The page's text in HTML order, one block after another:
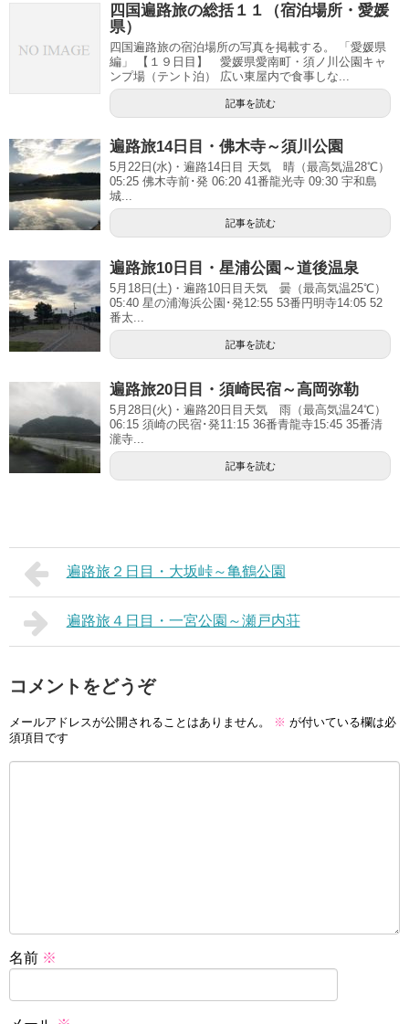
四国遍路旅の総括１１（宿泊場所・愛媛
県）
四国遍路旅の宿泊場所の写真を掲載する。 「愛媛県
編」 【１９日目】 愛媛県愛南町・須ノ川公園キャ
ンプ場（テント泊） 広い東屋内で食事しな...
記事を読む
遍路旅14日目・佛木寺～須川公園
5月22日(水)・遍路14日目 天気 晴（最高気温28℃）
05:25 佛木寺前･発 06:20 41番龍光寺 09:30 宇和島
城...
記事を読む
遍路旅10日目・星浦公園～道後温泉
5月18日(土)・遍路10日目天気 曇（最高気温25℃）
05:40 星の浦海浜公園･発12:55 53番円明寺14:05 52
番太...
記事を読む
遍路旅20日目・須崎民宿～高岡弥勒
5月28日(火)・遍路20日目天気 雨（最高気温24℃）
06:15 須崎の民宿･発11:15 36番青龍寺15:45 35番清
瀧寺...
記事を読む
遍路旅２日目・大坂峠～亀鶴公園
遍路旅４日目・一宮公園～瀬戸内荘
コメントをどうぞ
メールアドレスが公開されることはありません。 ※ が付いている欄は必
須項目です
名前 ※